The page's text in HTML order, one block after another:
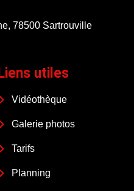
78500 Sartrouville
Liens utiles
Vidéothèque
Galerie photos
Tarifs
Planning